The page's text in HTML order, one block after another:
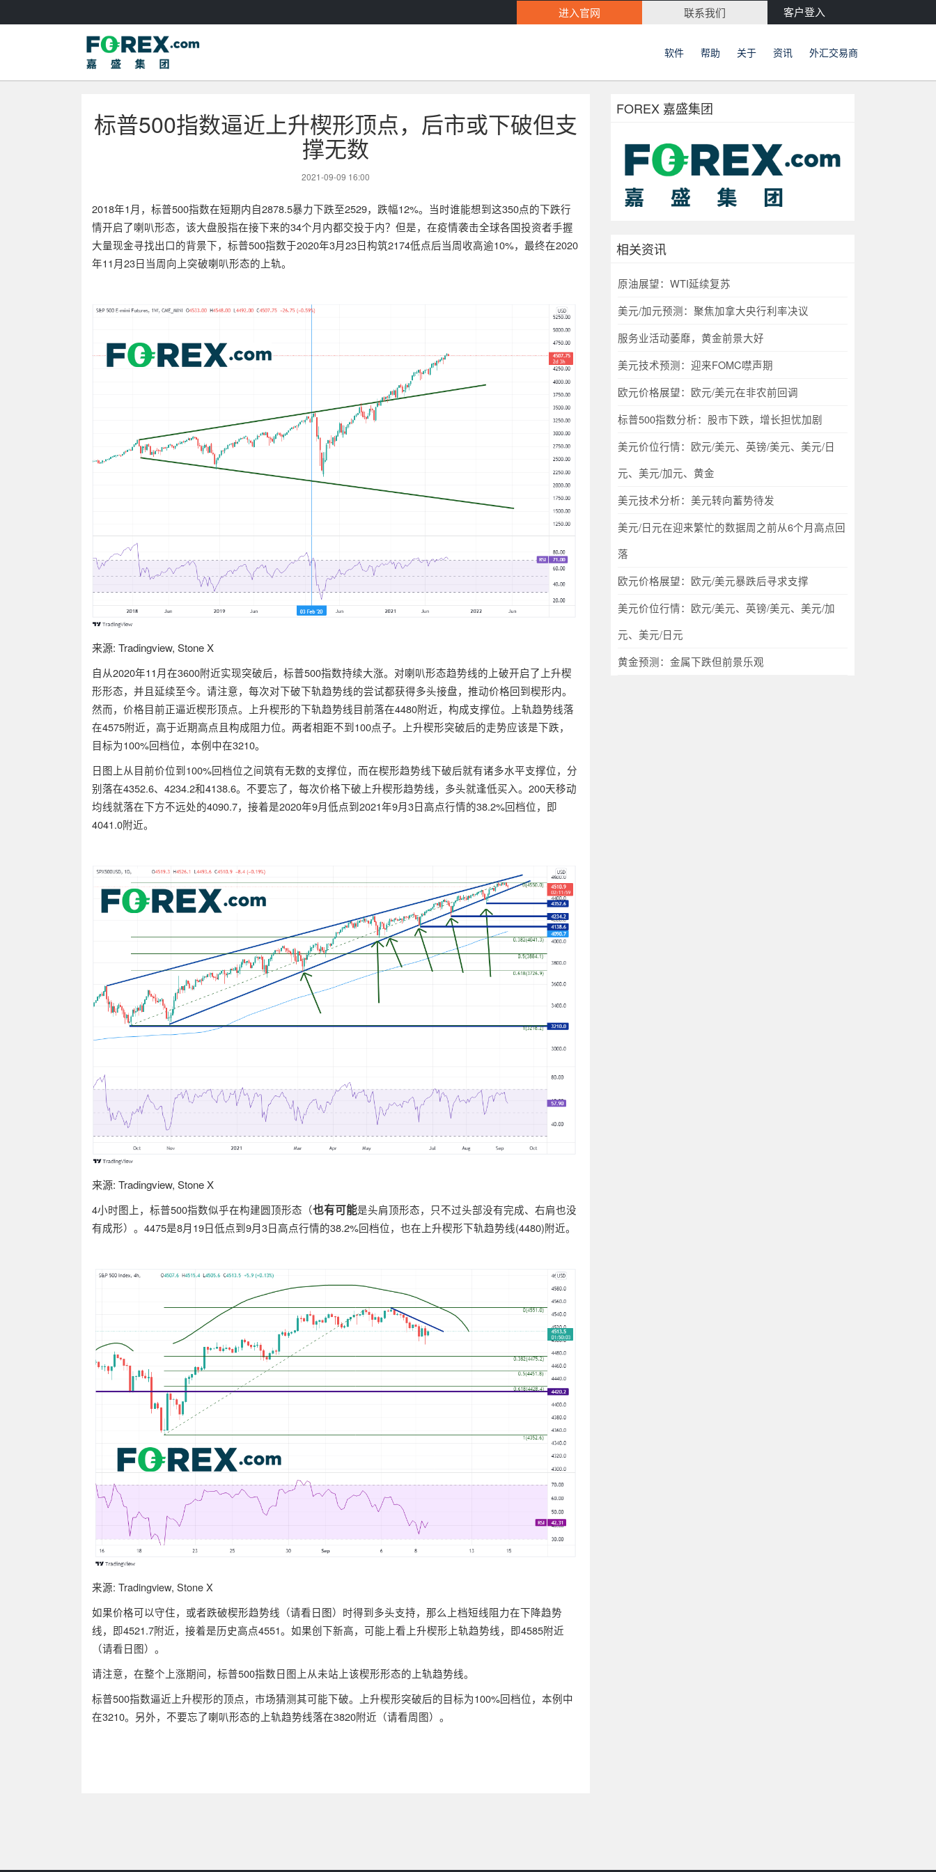
进入官网 联系我们 客户登入
软件 帮助 关于 资讯 外汇交易商
标普500指数逼近上升楔形顶点，后市或下破但支
撑无数
2021-09-09 16:00
2018年1月，标普500指数在短期内自2878.5暴力下跌至2529，跌幅12%。当时谁能想到这350点的下跌行
情开启了喇叭形态，该大盘股指在接下来的34个月内都交投于内？但是，在疫情袭击全球各国投资者手握
大量现金寻找出口的背景下，标普500指数于2020年3月23日构筑2174低点后当周收高逾10%，最终在2020
年11月23日当周向上突破喇叭形态的上轨。
来源: Tradingview, Stone X
自从2020年11月在3600附近实现突破后，标普500指数持续大涨。对喇叭形态趋势线的上破开启了上升楔
形形态，并且延续至今。请注意，每次对下破下轨趋势线的尝试都获得多头接盘，推动价格回到楔形内。
然而，价格目前正逼近楔形顶点。上升楔形的下轨趋势线目前落在4480附近，构成支撑位。上轨趋势线落
在4575附近，高于近期高点且构成阻力位。两者相距不到100点子。上升楔形突破后的走势应该是下跌，
目标为100%回档位，本例中在3210。
日图上从目前价位到100%回档位之间筑有无数的支撑位，而在楔形趋势线下破后就有诸多水平支撑位，分
别落在4352.6、4234.2和4138.6。不要忘了，每次价格下破上升楔形趋势线，多头就逢低买入。200天移动
均线就落在下方不远处的4090.7，接着是2020年9月低点到2021年9月3日高点行情的38.2%回档位，即
4041.0附近。
来源: Tradingview, Stone X
4小时图上，标普500指数似乎在构建圆顶形态（也有可能是头肩顶形态，只不过头部没有完成、右肩也没
有成形）。4475是8月19日低点到9月3日高点行情的38.2%回档位，也在上升楔形下轨趋势线(4480)附近。
来源: Tradingview, Stone X
如果价格可以守住，或者跌破楔形趋势线（请看日图）时得到多头支持，那么上档短线阻力在下降趋势
线，即4521.7附近，接着是历史高点4551。如果创下新高，可能上看上升楔形上轨趋势线，即4585附近
（请看日图）。
请注意，在整个上涨期间，标普500指数日图上从未站上该楔形形态的上轨趋势线。
标普500指数逼近上升楔形的顶点，市场猜测其可能下破。上升楔形突破后的目标为100%回档位，本例中
在3210。另外，不要忘了喇叭形态的上轨趋势线落在3820附近（请看周图）。
FOREX 嘉盛集团
相关资讯
原油展望：WTI延续复苏
美元/加元预测：聚焦加拿大央行利率决议
服务业活动萎靡，黄金前景大好
美元技术预测：迎来FOMC噤声期
欧元价格展望：欧元/美元在非农前回调
标普500指数分析：股市下跌，增长担忧加剧
美元价位行情：欧元/美元、英镑/美元、美元/日
元、美元/加元、黄金
美元技术分析：美元转向蓄势待发
美元/日元在迎来繁忙的数据周之前从6个月高点回
落
欧元价格展望：欧元/美元暴跌后寻求支撑
美元价位行情：欧元/美元、英镑/美元、美元/加
元、美元/日元
黄金预测：金属下跌但前景乐观